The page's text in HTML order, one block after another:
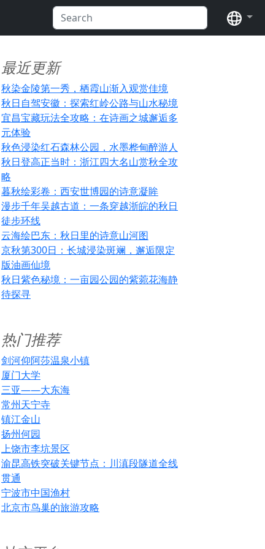
语
最近更新
秋染金陵第一秀，栖霞山渐入观赏佳境
秋日自驾安徽：探索红岭公路与山水秘境
宜昌宝藏玩法全攻略：在诗画之城邂逅多
元体验
秋色浸染红石森林公园，水墨桦甸醉游人
秋日登高正当时：浙江四大名山赏秋全攻
略
暮秋绘彩卷：西安世博园的诗意凝眸
漫步千年吴越古道：一条穿越浙皖的秋日
徒步环线
云海绘巴东：秋日里的诗意山河图
京秋第300日：长城浸染斑斓，邂逅限定
版油画仙境
秋日紫色秘境：一亩园公园的紫菀花海静
待探寻
热门推荐
剑河仰阿莎温泉小镇
厦门大学
三亚——大东海
常州天宁寺
镇江金山
扬州何园
上饶市李坑景区
渝昆高铁突破关键节点：川滇段隧道全线
贯通
宁波市中国渔村
北京市鸟巢的旅游攻略